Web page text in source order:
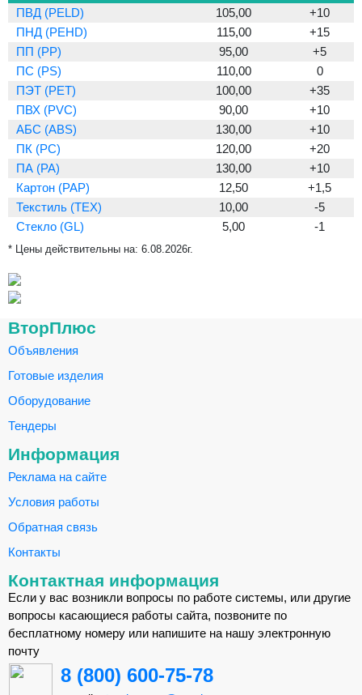
ПВД (PELD) 105,00
+10
ПНД (PEHD)
115,00
+15
ПП (PP)
95,00
+5
ПС (PS)
110,00
0
ПЭТ (PET)
100,00
+35
ПВХ (PVC)
90,00
+10
АБС (ABS)
130,00
+10
ПК (PC)
120,00
+20
ПА (PA)
130,00
+10
Картон (PAP)
12,50
+1,5
Текстиль (TEX)
10,00
-5
Стекло (GL)
5,00 -1
* Цены действительны на: 6.08.2026г.
ВторПлюс
Объявления
Готовые изделия
Оборудование
Тендеры
Информация
Реклама на сайте
Условия работы
Обратная связь
Контакты
Контактная информация
Если у вас возникли вопросы по работе системы, или другие
вопросы касающиеся работы сайта, позвоните по
бесплатному номеру или напишите на нашу электронную
почту
8 (800) 600-75-78